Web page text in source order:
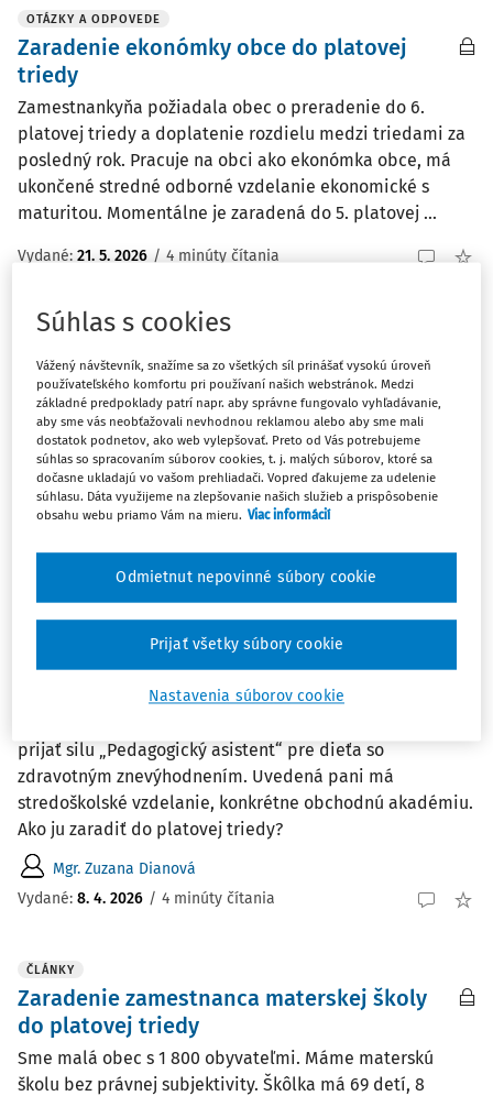
OTÁZKY A ODPOVEDE
Zaradenie ekonómky obce do platovej
triedy
Zamestnankyňa požiadala obec o preradenie do 6.
platovej triedy a doplatenie rozdielu medzi triedami za
posledný rok. Pracuje na obci ako ekonómka obce, má
ukončené stredné odborné vzdelanie ekonomické s
maturitou. Momentálne je zaradená do 5. platovej ...
Vydané: 21. 5. 2026 / 4 minúty čítania
OTÁZKY A ODPOVEDE
Do akého platového stupňa zaradiť
zamestnankyňu obecného úradu
Zamestnankyňa obce má vysokoškolské vzdelanie II
stupňa SPU - Krajinné inžinierstvo – odbor odpadové
hospodárstvo, má osvedčenie OKP osobitný kvalifikačný
predpoklad na úseku ochrany prírody a krajiny. Do ktorej
platovej triedy má zamestnávateľ ...
Prijatie pedagogického asistenta do
materskej školy
prijať silu „Pedagogický asistent“ pre dieťa so
zdravotným znevýhodnením. Uvedená pani má
stredoškolské vzdelanie, konkrétne obchodnú akadémiu.
Ako ju zaradiť do platovej triedy?
Mgr. Zuzana Dianová
Vydané: 8. 4. 2026 / 4 minúty čítania
ČLÁNKY
Zaradenie zamestnanca materskej školy
do platovej triedy
Sme malá obec s 1 800 obyvateľmi. Máme materskú
školu bez právnej subjektivity. Škôlka má 69 detí, 8
Súhlas s cookies
Vážený návštevník, snažíme sa zo všetkých síl prinášať vysokú úroveň
používateľského komfortu pri používaní našich webstránok. Medzi
základné predpoklady patrí napr. aby správne fungovalo vyhľadávanie,
aby sme vás neobťažovali nevhodnou reklamou alebo aby sme mali
dostatok podnetov, ako web vylepšovať. Preto od Vás potrebujeme
súhlas so spracovaním súborov cookies, t. j. malých súborov, ktoré sa
dočasne ukladajú vo vašom prehliadači. Vopred ďakujeme za udelenie
súhlasu. Dáta využijeme na zlepšovanie našich služieb a prispôsobenie
obsahu webu priamo Vám na mieru. Viac informácií
Nastavenia súborov cookie
Odmietnut nepovinné súbory cookie
Prijať všetky súbory cookie